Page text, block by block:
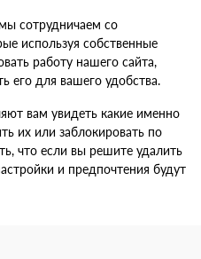
сотрудничаем со
используя собственные
работу нашего сайта,
его для вашего удобства.
вам увидеть какие именно
их или заблокировать по
что если вы решите удалить
и предпочтения будут